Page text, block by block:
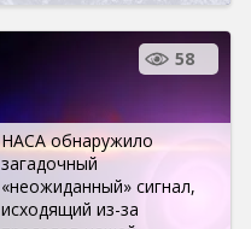
НАСА обнаружило
загадочный
«неожиданный» сигнал,
исходящий из-за
58